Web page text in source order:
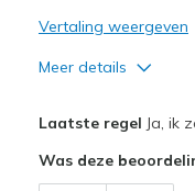
Vertaling weergeven
Meer details
Breathe Well
Laatste regel Ja, ik
Was deze